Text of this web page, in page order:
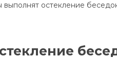
остекление